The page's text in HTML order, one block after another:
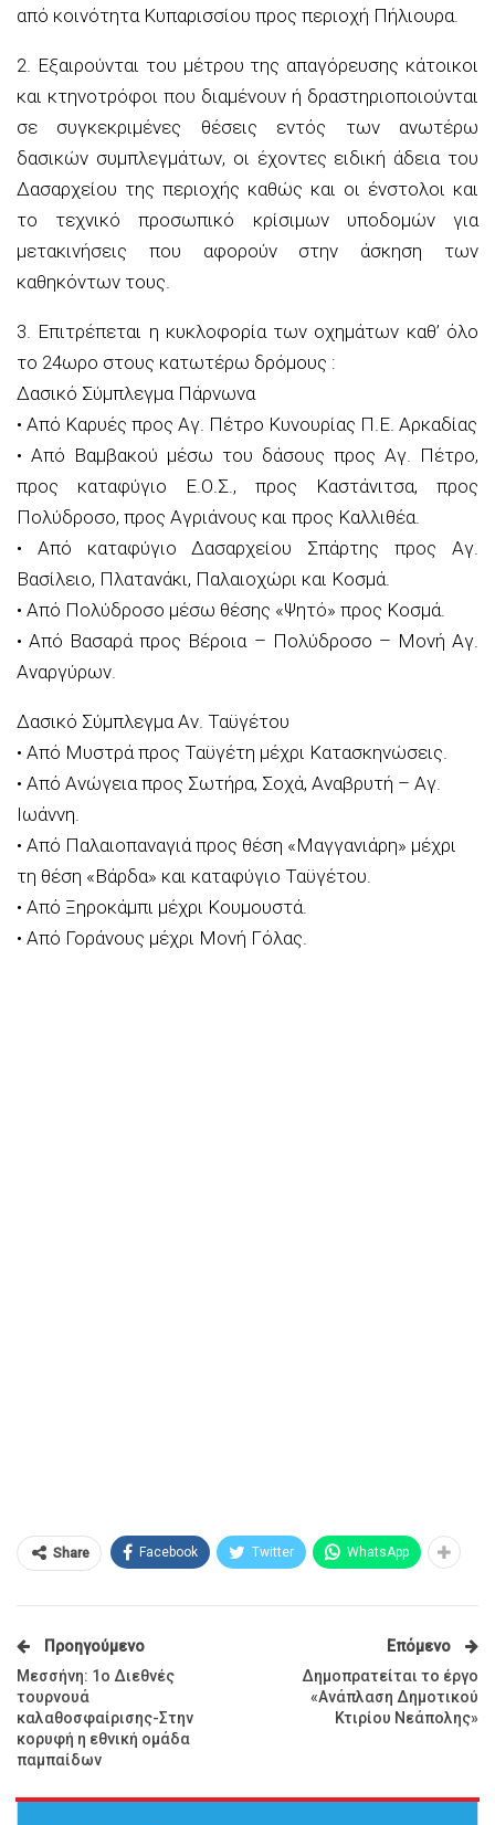
από κοινότητα Κυπαρισσίου προς περιοχή Πήλιουρα.
2. Εξαιρούνται του μέτρου της απαγόρευσης κάτοικοι
και κτηνοτρόφοι που διαμένουν ή δραστηριοποιούνται
σε συγκεκριμένες θέσεις εντός των ανωτέρω
δασικών συμπλεγμάτων, οι έχοντες ειδική άδεια του
Δασαρχείου της περιοχής καθώς και οι ένστολοι και
το τεχνικό προσωπικό κρίσιμων υποδομών για
μετακινήσεις που αφορούν στην άσκηση των
καθηκόντων τους.
3. Επιτρέπεται η κυκλοφορία των οχημάτων καθ’ όλο
το 24ωρο στους κατωτέρω δρόμους :
Δασικό Σύμπλεγμα Πάρνωνα
• Από Καρυές προς Αγ. Πέτρο Κυνουρίας Π.Ε. Αρκαδίας
• Από Βαµβακού µέσω του δάσους προς Αγ. Πέτρο,
προς καταφύγιο Ε.Ο.Σ., προς Καστάνιτσα, προς
Πολύδροσο, προς Αγριάνους και προς Καλλιθέα.
• Από καταφύγιο Δασαρχείου Σπάρτης προς Αγ.
Βασίλειο, Πλατανάκι, Παλαιοχώρι και Κοσµά.
• Από Πολύδροσο µέσω θέσης «Ψητό» προς Κοσµά.
• Από Βασαρά προς Βέροια – Πολύδροσο – Μονή Αγ.
Αναργύρων.
Δασικό Σύμπλεγμα Αν. Ταϋγέτου
• Από Μυστρά προς Ταϋγέτη µέχρι Κατασκηνώσεις.
• Από Ανώγεια προς Σωτήρα, Σοχά, Αναβρυτή – Αγ.
Ιωάννη.
• Από Παλαιοπαναγιά προς θέση «Μαγγανιάρη» µέχρι
τη θέση «Βάρδα» και καταφύγιο Ταϋγέτου.
• Από Ξηροκάµπι µέχρι Κουµουστά.
• Από Γοράνους µέχρι Μονή Γόλας.
Share Facebook Twitter WhatsApp
Προηγούμενο
Μεσσήνη: 1ο Διεθνές
τουρνουά
καλαθοσφαίρισης-Στην
κορυφή η εθνική ομάδα
παμπαίδων
Επόμενο
Δημοπρατείται το έργο
«Ανάπλαση Δημοτικού
Κτιρίου Νεάπολης»